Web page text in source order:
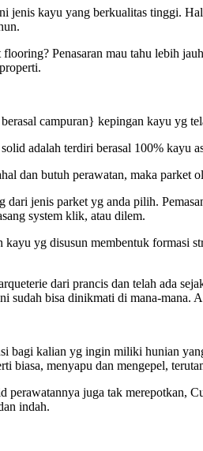
jenis kayu yang berkualitas tinggi.
Penasaran mau tahu lebih
campuran} kepingan kayu yg
adalah terdiri berasal 100% kayu
dan butuh perawatan, maka
dari jenis parket yg anda pilih.
system klik, atau dilem.
yg disusun membentuk formasi
dari prancis dan telah ada
sudah bisa dinikmati di mana-mana.
bagi kalian yg ingin miliki hunian
biasa, menyapu dan mengepel,
juga tak merepotkan,
indah.